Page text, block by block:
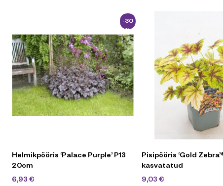
-30
%
Helmikpööris ‘Palace Purple’ P13
20cm
6,93 €
Pisipööris ‘Gold
kasvatatud
9,03 €